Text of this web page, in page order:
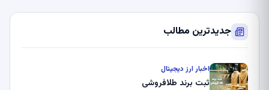
جدیدترین مطالب
اخبار ارز دیجیتال
ثبت برند طلافروشی